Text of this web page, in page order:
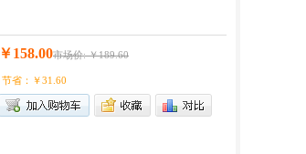
￥158.00市场价: ￥189.60
节省：￥31.60